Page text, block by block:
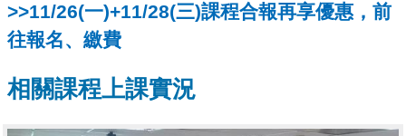
>>11/26(一)+11/28(三)課程合報再享優惠，前
往報名、繳費
相關課程上課實況